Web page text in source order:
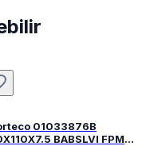
01033876B
BABSLVI FPM